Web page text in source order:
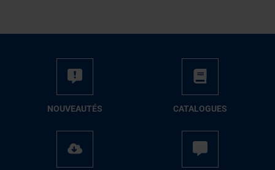
NOUVEAUTÉS CATALOGUES